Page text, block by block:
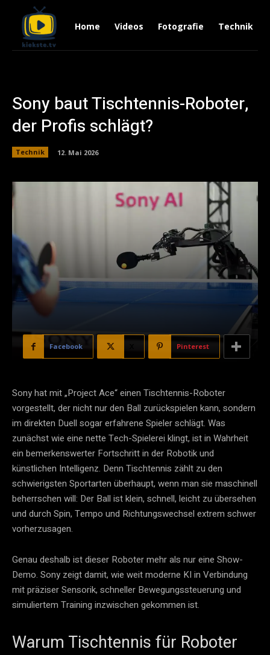
Home Videos Fotografie Technik
Sony baut Tischtennis-Roboter,
der Profis schlägt?
Technik 12. Mai 2026
Facebook Pinterest
Sony hat mit „Project Ace“ einen Tischtennis-Roboter
vorgestellt, der nicht nur den Ball zurückspielen kann, sondern
im direkten Duell sogar erfahrene Spieler schlägt. Was
zunächst wie eine nette Tech-Spielerei klingt, ist in Wahrheit
ein bemerkenswerter Fortschritt in der Robotik und
künstlichen Intelligenz. Denn Tischtennis zählt zu den
schwierigsten Sportarten überhaupt, wenn man sie maschinell
beherrschen will: Der Ball ist klein, schnell, leicht zu übersehen
und durch Spin, Tempo und Richtungswechsel extrem schwer
vorherzusagen.
Genau deshalb ist dieser Roboter mehr als nur eine Show-
Demo. Sony zeigt damit, wie weit moderne KI in Verbindung
mit präziser Sensorik, schneller Bewegungssteuerung und
simuliertem Training inzwischen gekommen ist.
Warum Tischtennis für Roboter